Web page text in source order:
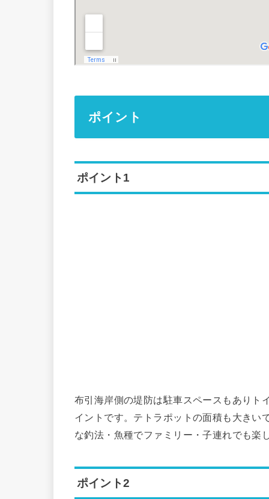
ポイント
ポイント1
布引海岸側の堤防は駐車スペースもありト
イントです。テトラポットの面積も大きい
な釣法・魚種でファミリー・子連れでも楽
ポイント2